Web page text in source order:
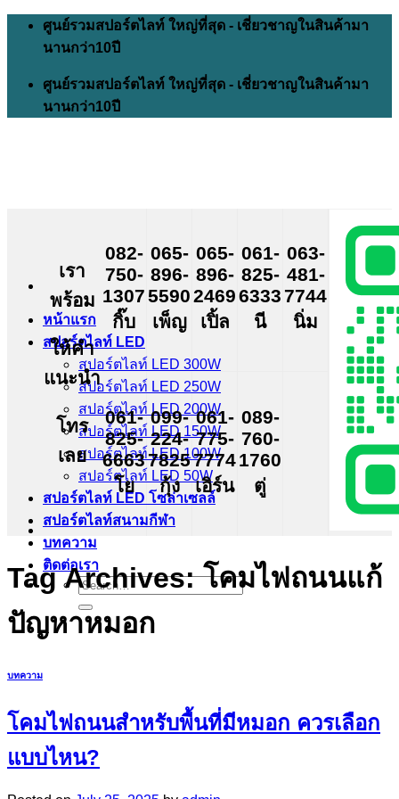
Skip
content
ศูนย์รวมสปอร์ตไลท์ ใหญ่ที่สุด - เชี่ยวชาญในสินค้ามา
นานกว่า10ปี
ศูนย์รวมสปอร์ตไลท์ ใหญ่ที่สุด - เชี่ยวชาญในสินค้ามา
นานกว่า10ปี
หน้าแรก
สปอร์ตไลท์ LED
สปอร์ตไลท์ LED 300W
สปอร์ตไลท์ LED 250W
สปอร์ตไลท์ LED 200W
สปอร์ตไลท์ LED 150W
สปอร์ตไลท์ LED 100W
สปอร์ตไลท์ LED 50W
สปอร์ตไลท์ LED โซล่าเซลล์
สปอร์ตไลท์สนามกีฬา
บทความ
ติดต่อเรา
Search
for:
เรา
พร้อม
ให้คำ
แนะนำ
โทร
เลย
082-
750-
1307
กิ๊บ
065-
896-
5590
เพ็ญ
065-
896-
2469
เปิ้ล
061-
825-
6333
นี
063-
481-
7744
นิ่ม
061-
825-
6663
โย
099-
224-
7825
กุ้ง
061-
775-
7774
เอิร์น
089-
760-
1760
ตู่
Tag Archives:โคมไฟถนนแก้
ปัญหาหมอก
บทความ
โคมไฟถนนสำหรับพื้นที่มีหมอก ควรเลือก
แบบไหน?